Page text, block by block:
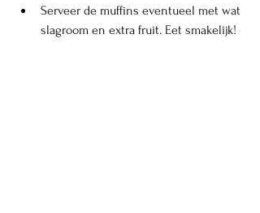
Serveer de muffins eventueel met wat
slagroom en extra fruit. Eet smakelijk!